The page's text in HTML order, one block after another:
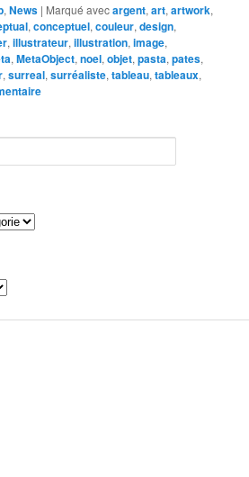
,News | Marqué avecargent,art,artwork,
,conceptuel,couleur,design,
,illustrateur,illustration,image,
,MetaObject,noel,objet,pasta,pates,
,surreal,surréaliste,tableau,tableaux,